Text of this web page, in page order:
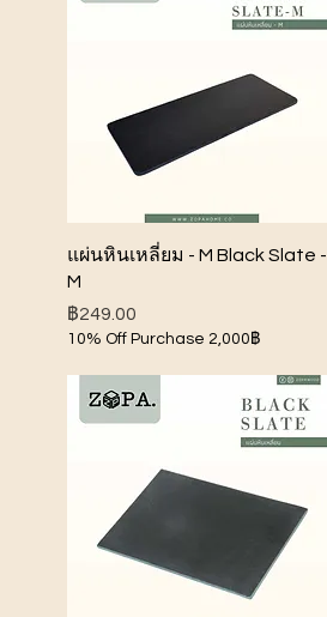
ดูข้อมูลด่วน
แผ่นหินเหลี่ยม - M Black Slate -
M
ราคา
฿249.00
10% Off Purchase 2,000฿